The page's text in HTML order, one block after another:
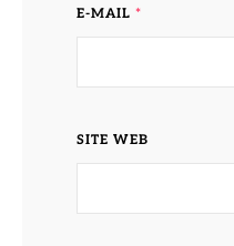
E-MAIL *
SITE WEB